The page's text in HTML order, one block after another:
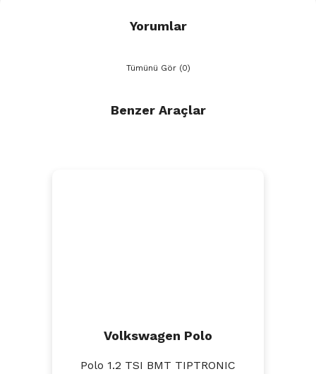
Yorumlar
Tümünü Gör (0)
Benzer Araçlar
Volkswagen Polo
Polo 1.2 TSI BMT TIPTRONIC